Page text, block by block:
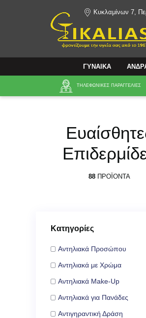
Κυκλαμίνων 7,
ΓΥΝΑΙΚΑ
ΤΗΛΕΦΩΝΙΚΕΣ ΠΑΡΑΓΓΕΛΙΕΣ
Αναζήτηση
88ΠΡΟΪΌΝΤΑ
Κατηγορίες
Αντηλιακά Προσώπου
Αντηλιακά με Χρώμα
Αντηλιακά Make-Up
Αντηλιακά για Πανάδες
Αντιγηραντική Δράση